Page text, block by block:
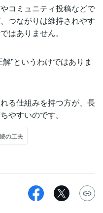
コミュニティ投稿などで
つながりは維持されやす
はありません。
”というわけではありま
る仕組みを持つ方が、長
やすいのです。
の工夫